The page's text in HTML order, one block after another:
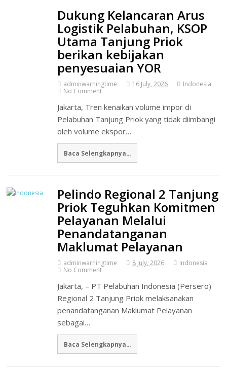
Dukung Kelancaran Arus
Logistik Pelabuhan, KSOP
Utama Tanjung Priok
berikan kebijakan
penyesuaian YOR
adminwarningtime 16 July, 2026
Indonesia
No Comment
Jakarta, Tren kenaikan volume impor di
Pelabuhan Tanjung Priok yang tidak diimbangi
oleh volume ekspor…
Baca Selengkapnya...
Pelindo Regional 2 Tanjung
Priok Teguhkan Komitmen
Pelayanan Melalui
Penandatanganan
Maklumat Pelayanan
adminwarningtime 8 July, 2026
Indonesia
No Comment
Jakarta, – PT Pelabuhan Indonesia (Persero)
Regional 2 Tanjung Priok melaksanakan
penandatanganan Maklumat Pelayanan
sebagai…
Baca Selengkapnya...